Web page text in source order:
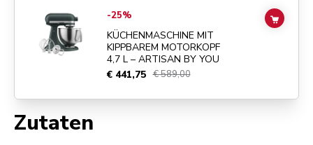
Zutaten
Go toKÜCHENMASCHINE MIT KIPPBAREM MOTORKOPF 4,7 L –
-25%
KÜCHENMASCHINE MIT
KIPPBAREM MOTORKOPF
4,7 L – ARTISAN BY YOU
€ 441,75 € 589,00
ADD